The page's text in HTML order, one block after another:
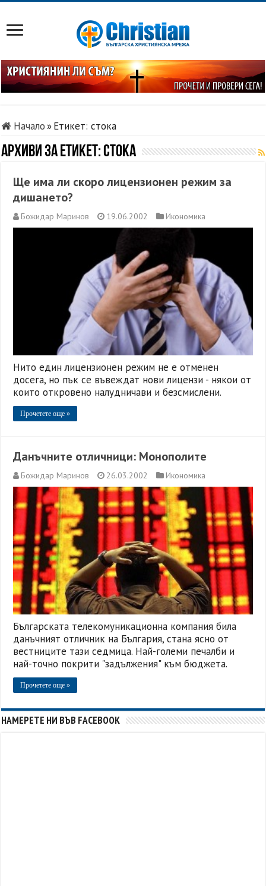
Начало»Етикет:стока
Архиви за етикет:стока
Ще има ли скоро лицензионен режим за
дишането?
Божидар Маринов 19.06.2002 Икономика
Нито един лицензионен режим не е отменен
досега, но пък се въвеждат нови лицензи - някои от
които откровено налудничави и безсмислени.
Прочетете още »
Данъчните отличници: Монополите
Божидар Маринов 26.03.2002 Икономика
Българската телекомуникационна компания била
данъчният отличник на България, стана ясно от
вестниците тази седмица. Най-големи печалби и
най-точно покрити "задължения" към бюджета.
Прочетете още »
НАМЕРЕТЕ НИ ВЪВ FACEBOOK